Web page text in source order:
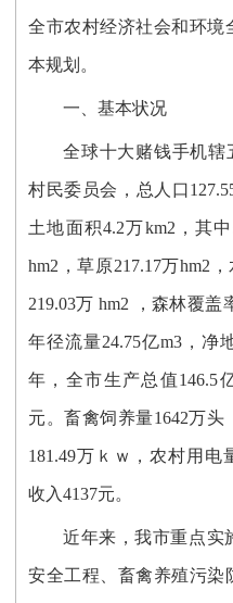
全市农村经济社会和环境
本规划。
一、基本状况
全球十大赌钱手机辖
村民委员会，总人口
土地面积4.2万km2，其
hm2，草原217.17万hm2
219.03万 hm2 ，森林覆盖
年径流量24.75亿m3，净
年，全市生产总值146.5
元。畜禽饲养量1642万
181.49万ｋｗ，农村用电
收入4137元。
近年来，我市重点实
安全工程、畜禽养殖污染